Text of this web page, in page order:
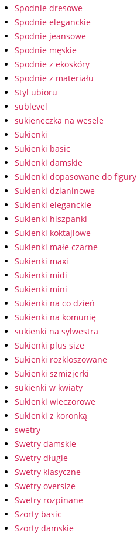
Spodnie dresowe
Spodnie eleganckie
Spodnie jeansowe
Spodnie męskie
Spodnie z ekoskóry
Spodnie z materiału
Styl ubioru
sublevel
sukieneczka na wesele
Sukienki
Sukienki basic
Sukienki damskie
Sukienki dopasowane do figury
Sukienki dzianinowe
Sukienki eleganckie
Sukienki hiszpanki
Sukienki koktajlowe
Sukienki małe czarne
Sukienki maxi
Sukienki midi
Sukienki mini
Sukienki na co dzień
Sukienki na komunię
sukienki na sylwestra
Sukienki plus size
Sukienki rozkloszowane
Sukienki szmizjerki
sukienki w kwiaty
Sukienki wieczorowe
Sukienki z koronką
swetry
Swetry damskie
Swetry długie
Swetry klasyczne
Swetry oversize
Swetry rozpinane
Szorty basic
Szorty damskie